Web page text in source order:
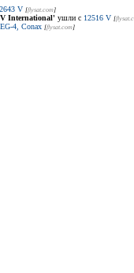
V [flysat.com]
International' ушли с 12516 V [
4, Conax [flysat.com]